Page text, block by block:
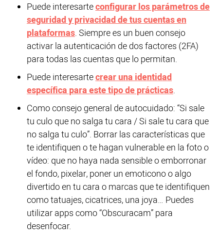
Puede interesarteconfigurar los parámetros de
seguridad y privacidad de tus cuentas en
plataformas. Siempre es un buen consejo
activar la autenticación de dos factores (2FA)
para todas las cuentas que lo permitan.
Puede interesartecrear una identidad
específica para este tipo de prácticas.
Como consejo general de autocuidado: “Si sale
tu culo que no salga tu cara / Si sale tu cara que
no salga tu culo”. Borrar las características que
te identifiquen o te hagan vulnerable en la foto o
vídeo: que no haya nada sensible o emborronar
el fondo, pixelar, poner un emoticono o algo
divertido en tu cara o marcas que te identifiquen
como tatuajes, cicatrices, una joya… Puedes
utilizar apps como “Obscuracam” para
desenfocar.